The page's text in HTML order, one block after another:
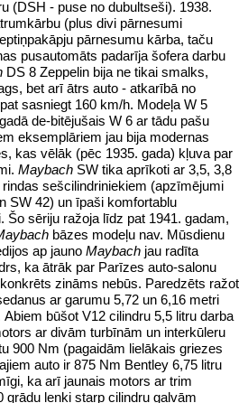
(DSH - puse no dubultseši). 1938.
(plus divi pārnesumi
pārnesumu kārba, taču
pusautomāts padarīja šofera darbu
DS 8 Zeppelin bija ne tikai smalks,
bet arī ātrs auto - atkarībā no
160 km/h. Modeļa W 5
de-bitējušais W 6 ar tādu pašu
eksemplāriem jau bija modernas
kas vēlāk (pēc 1935. gada) kļuva par
Maybach SW tika aprīkoti ar 3,5, 3,8
sešcilindriniekiem (apzīmējumi
SW 42) un īpaši komfortablu
Šo sēriju ražoja līdz pat 1941. gadam,
bāzes modeļu nav. Mūsdienu
ap jauno Maybach jau radīta
ka ātrāk par Parīzes auto-salonu
zināms nebūs. Paredzēts ražot
ar garumu 5,72 un 6,16 metri
būšot V12 cilindru 5,5 litru darba
ar divām turbīnām un interkūleru
900 Nm (pagaidām lielākais griezes
auto ir 875 Nm Bentley 6,75 litru
ka arī jaunais motors ar trim
grādu leņķi starp cilindru galvām